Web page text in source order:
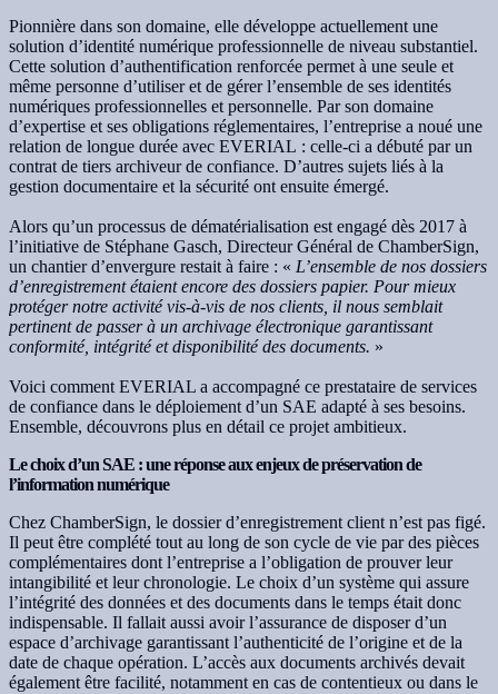
Pionnière dans son domaine, elle développe actuellement une
solution d’identité numérique professionnelle de niveau substantiel.
Cette solution d’authentification renforcée permet à une seule et
même personne d’utiliser et de gérer l’ensemble de ses identités
numériques professionnelles et personnelle. Par son domaine
d’expertise et ses obligations réglementaires, l’entreprise a noué une
relation de longue durée avec EVERIAL : celle-ci a débuté par un
contrat de tiers archiveur de confiance. D’autres sujets liés à la
gestion documentaire et la sécurité ont ensuite émergé.
Alors qu’un processus de dématérialisation est engagé dès 2017 à
l’initiative de Stéphane Gasch, Directeur Général de ChamberSign,
un chantier d’envergure restait à faire : « L’ensemble de nos dossiers
d’enregistrement étaient encore des dossiers papier. Pour mieux
protéger notre activité vis-à-vis de nos clients, il nous semblait
pertinent de passer à un archivage électronique garantissant
conformité, intégrité et disponibilité des documents. »
Voici comment EVERIAL a accompagné ce prestataire de services
de confiance dans le déploiement d’un SAE adapté à ses besoins.
Ensemble, découvrons plus en détail ce projet ambitieux.
Le choix d’un SAE : une réponse aux enjeux de préservation de
l’information numérique
Chez ChamberSign, le dossier d’enregistrement client n’est pas figé.
Il peut être complété tout au long de son cycle de vie par des pièces
complémentaires dont l’entreprise a l’obligation de prouver leur
intangibilité et leur chronologie. Le choix d’un système qui assure
l’intégrité des données et des documents dans le temps était donc
indispensable. Il fallait aussi avoir l’assurance de disposer d’un
espace d’archivage garantissant l’authenticité de l’origine et de la
date de chaque opération. L’accès aux documents archivés devait
également être facilité, notamment en cas de contentieux ou dans le